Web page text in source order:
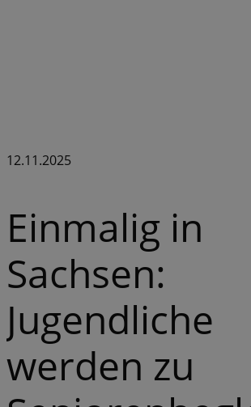
12.11.2025
Einmalig in
Sachsen:
Jugendliche
werden zu